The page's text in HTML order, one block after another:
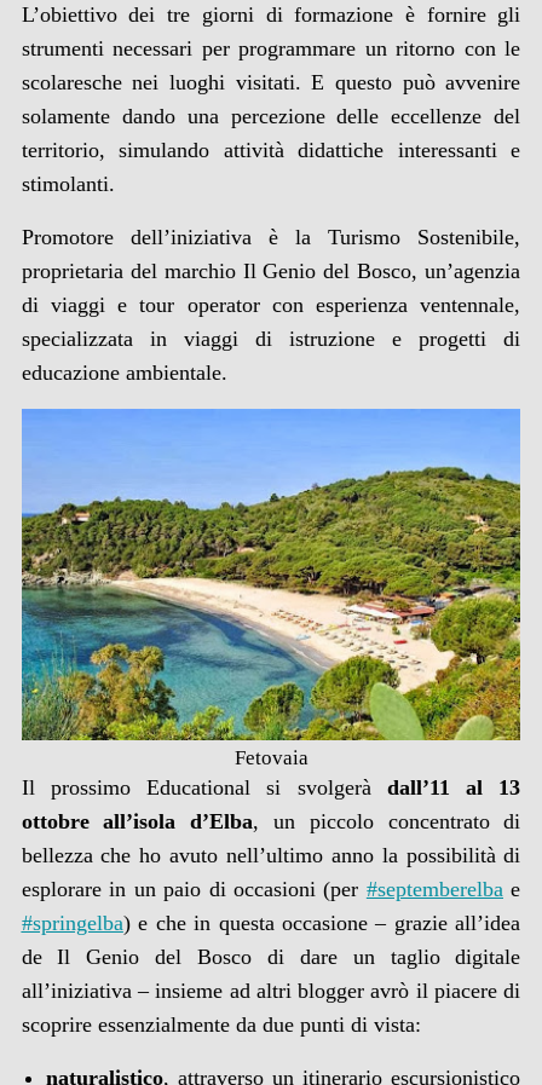
L’obiettivo dei tre giorni di formazione è fornire gli
strumenti necessari per programmare un ritorno con le
scolaresche nei luoghi visitati. E questo può avvenire
solamente dando una percezione delle eccellenze del
territorio, simulando attività didattiche interessanti e
stimolanti.
Promotore dell’iniziativa è la Turismo Sostenibile,
proprietaria del marchio Il Genio del Bosco, un’agenzia
di viaggi e tour operator con esperienza ventennale,
specializzata in viaggi di istruzione e progetti di
educazione ambientale.
Fetovaia
Il prossimo Educational si svolgerà dall’11 al 13
ottobre all’isola d’Elba, un piccolo concentrato di
bellezza che ho avuto nell’ultimo anno la possibilità di
esplorare in un paio di occasioni (per #septemberelba e
#springelba) e che in questa occasione – grazie all’idea
de Il Genio del Bosco di dare un taglio digitale
all’iniziativa – insieme ad altri blogger avrò il piacere di
scoprire essenzialmente da due punti di vista:
naturalistico, attraverso un itinerario escursionistico